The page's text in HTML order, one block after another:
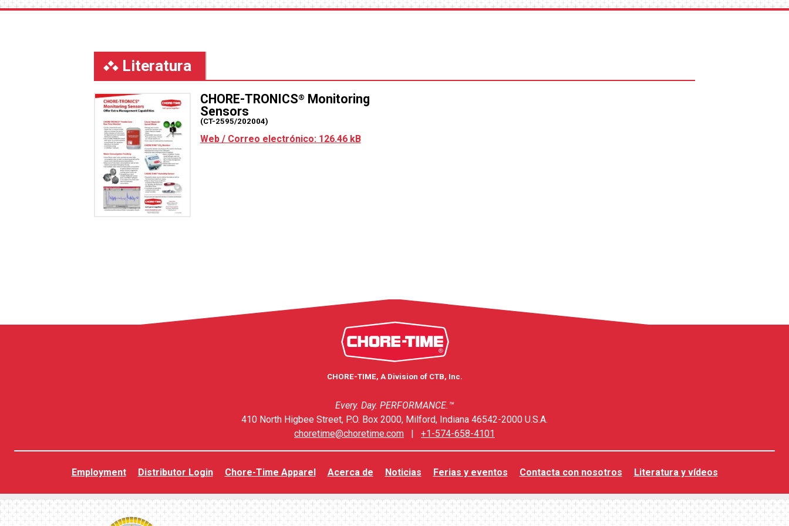
Literatura
CHORE-TRONICS® Monitoring
Sensors
(CT-2595/202004)
Web / Correo electrónico: 126.46 kB
CHORE-TIME, A Division of CTB, Inc.
Every. Day. PERFORMANCE.™
410 North Higbee Street, P.O. Box 2000, Milford, Indiana 46542-2000 U.S.A.
choretime@choretime.com | +1-574-658-4101
Employment Distributor Login Chore-Time Apparel Acerca de Noticias Ferias y eventos Contacta con nosotros Literatura y vídeos